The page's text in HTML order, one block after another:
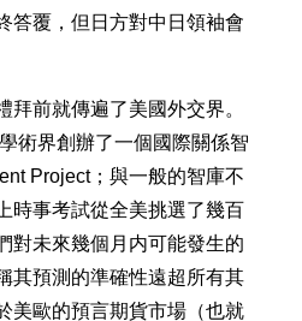
答覆，但日方對中日領袖會
拜前就傳遍了美國外交界。
術界創辦了一個國際關係智
Project；與一般的智庫不
時事考試從全美挑選了幾百
對未來幾個月内可能發生的
其預測的準確性遠超所有其
美歐的預言期貨市場（也就